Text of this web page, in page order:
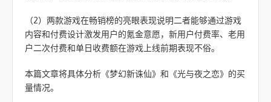
（2）两款游戏在畅销榜的亮眼表现说明二者能够通过游戏
内容和付费设计激发用户的氪金意愿，新用户付费率、老用
户二次付费和单日收费额在游戏上线前期表现不俗。
本篇文章将具体分析《梦幻新诛仙》和《光与夜之恋》的买
量情况。